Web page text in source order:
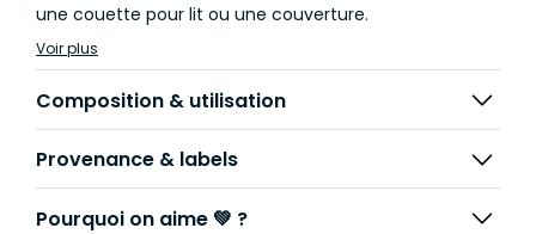
une couette pour lit ou une couverture.
Voir plus
Composition & utilisation
Provenance & labels
Pourquoi on aime 💚 ?